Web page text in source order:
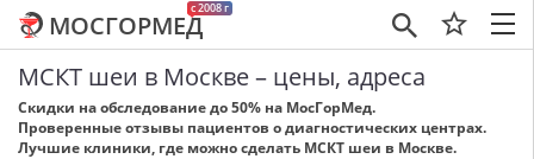
×
c 2008 г
МОСГОРМЕД
МСКТ шеи в Москве – цены, адреса
Скидки на обследование до 50% на МосГорМед.
Проверенные отзывы пациентов о диагностических центрах.
Лучшие клиники, где можно сделать МСКТ шеи в Москве.